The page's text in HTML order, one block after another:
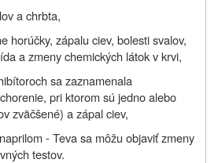
a chrbta,
horúčky, zápalu ciev, bolesti svalov,
a zmeny chemických látok v krvi,
sa zaznamenala
pri ktorom sú jedno alebo
zväčšené) a zápal ciev,
- Teva sa môžu objaviť zmeny
testov.